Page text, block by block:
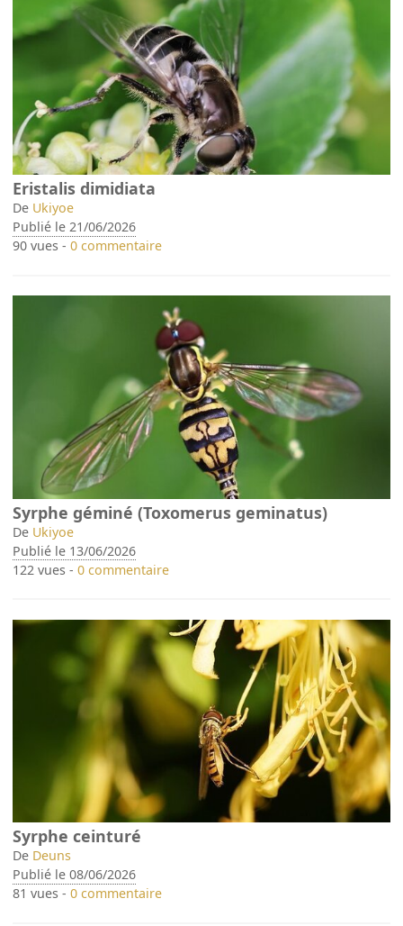
Eristalis dimidiata
De Ukiyoe
Publié le 21/06/2026
90 vues -0 commentaire
Syrphe géminé (Toxomerus geminatus)
De Ukiyoe
Publié le 13/06/2026
122 vues -0 commentaire
Syrphe ceinturé
De Deuns
Publié le 08/06/2026
81 vues -0 commentaire